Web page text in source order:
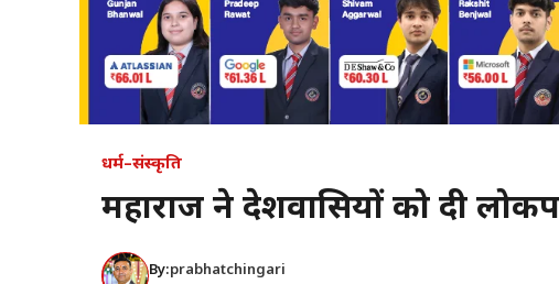
धर्म–संस्कृति
महाराज ने प्रदेशवासियों को दी
By:prabhatchingari